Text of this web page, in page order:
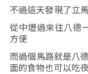
不過這天發現了立
從中壢過來往八德
方便
而過個馬路就是八
面的食物也可以吃